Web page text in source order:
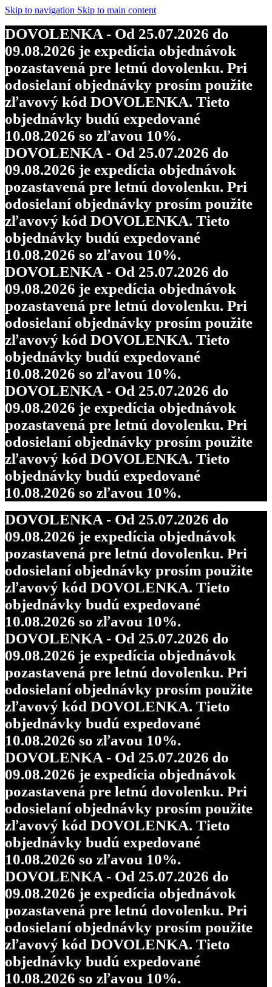
Skip to navigation Skip to main content
DOVOLENKA - Od 25.07.2026 do
09.08.2026 je expedícia objednávok
pozastavená pre letnú dovolenku. Pri
odosielaní objednávky prosím použite
zľavový kód DOVOLENKA. Tieto
objednávky budú expedované
10.08.2026 so zľavou 10%.
DOVOLENKA - Od 25.07.2026 do
09.08.2026 je expedícia objednávok
pozastavená pre letnú dovolenku. Pri
odosielaní objednávky prosím použite
zľavový kód DOVOLENKA. Tieto
objednávky budú expedované
10.08.2026 so zľavou 10%.
DOVOLENKA - Od 25.07.2026 do
09.08.2026 je expedícia objednávok
pozastavená pre letnú dovolenku. Pri
odosielaní objednávky prosím použite
zľavový kód DOVOLENKA. Tieto
objednávky budú expedované
10.08.2026 so zľavou 10%.
DOVOLENKA - Od 25.07.2026 do
09.08.2026 je expedícia objednávok
pozastavená pre letnú dovolenku. Pri
odosielaní objednávky prosím použite
zľavový kód DOVOLENKA. Tieto
objednávky budú expedované
10.08.2026 so zľavou 10%.
DOVOLENKA - Od 25.07.2026 do
09.08.2026 je expedícia objednávok
pozastavená pre letnú dovolenku. Pri
odosielaní objednávky prosím použite
zľavový kód DOVOLENKA. Tieto
objednávky budú expedované
10.08.2026 so zľavou 10%.
DOVOLENKA - Od 25.07.2026 do
09.08.2026 je expedícia objednávok
pozastavená pre letnú dovolenku. Pri
odosielaní objednávky prosím použite
zľavový kód DOVOLENKA. Tieto
objednávky budú expedované
10.08.2026 so zľavou 10%.
DOVOLENKA - Od 25.07.2026 do
09.08.2026 je expedícia objednávok
pozastavená pre letnú dovolenku. Pri
odosielaní objednávky prosím použite
zľavový kód DOVOLENKA. Tieto
objednávky budú expedované
10.08.2026 so zľavou 10%.
DOVOLENKA - Od 25.07.2026 do
09.08.2026 je expedícia objednávok
pozastavená pre letnú dovolenku. Pri
odosielaní objednávky prosím použite
zľavový kód DOVOLENKA. Tieto
objednávky budú expedované
10.08.2026 so zľavou 10%.